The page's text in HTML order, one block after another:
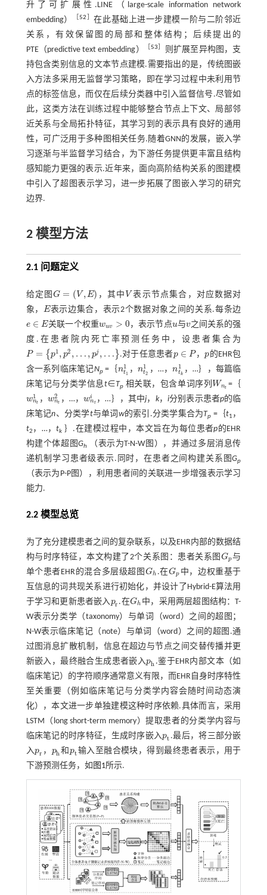
升了可扩展性.LINE（large-scale information network
embedding）
［52 ］在此基础上进一步建模一阶与二阶邻近
关系，有效保留图的局部和整体结构；后续提出的
PTE（predictive text embedding）
［53
则扩展至异构图，支
持包含类别信息的文本节点建模.需要指出的是，传统图嵌
入方法多采用无监督学习策略，即在学习过程中未利用节
点的标签信息，而仅在后续分类器中引入监督信号.尽管如
此，这类方法在训练过程中能够整合节点上下文、局部邻
近关系与全局拓扑特征，其学习到的表示具有良好的通用
性，可广泛用于多种图相关任务.随着GNN的发展，嵌入学
习逐渐与半监督学习结合，为下游任务提供更丰富且结构
感知能力更强的表示.近年来，面向高阶结构关系的图建模
中引入了超图表示学习，进一步拓展了图嵌入学习的研究
边界.
2 模型方法
2.1 问题定义
给定图G = ( V ,E)
G= (V E ) ，其中 V
V 表示节点集合，对应数据对
象， E
E 表示边集合，表示2个数据对象之间的关系.每条边
e ∈ E
e∈ E 关联一个权重wuv > 0
wuv >0 ，表示节点u
u与v
v之间关系的强
度.在患者院内死亡率预测任务中，设患者集合为
P = { p1 , p2 , … , pj , … }
P= p1 p2,…,pj,… .对于任意患者p ∈ P
p∈P ，p
p 的EHR包
含一系列临床笔记Np=｛n1
t1
nt1 1，n1
t2
nt2 1，…，n1
tk
ntk 1，…｝，每篇临
床笔记与分类学信息t∈Tp相关联，包含单词序列 Wnt
Wnt =｛
w1
nt
wnt 1， w2
nt
wnt 2，…，wi
nt
wnt，…｝，其中j， k， i分别表示患者p的临
床笔记n、分类学t与单词 w的索引.分类学集合为Tp =｛t1 ，
t2 ，…，tk ｝.在建模过程中，本文旨在为每位患者p 的EHR
构建个体超图Gh
（表示为T-N-W图），并通过多层消息传
递机制学习患者级表示.同时，在患者之间构建关系图Gp
（表示为P-P图），利用患者间的关联进一步增强表示学习
能力.
2.2 模型总览
为了充分建模患者之间的复杂联系，以及EHR内部的数据结
构与时序特征，本文构建了2个关系图：患者关系图 Gp
Gp 与
单个患者EHR的混合多层级超图 Gh
Gh .在Gp
Gp 中，边权重基于
互信息的词共现关系进行初始化，并设计了Hybrid-E算法用
于学习和更新患者嵌入pr
pr .在Gh
Gh 中，采用两层超图结构：T-
W表示分类学（taxonomy）与单词（word）之间的超图；
N-W表示临床笔记（note）与单词（word）之间的超图.通
过图消息扩散机制，信息在超边与节点之间交替传播并更
新嵌入，最终融合生成患者嵌入ph
ph .鉴于EHR内部文本（如
临床笔记）的字符顺序通常意义有限，而EHR自身时序特性
至关重要（例如临床笔记与分类学内容会随时间动态演
化），本文进一步单独建模这种时序依赖.具体而言，采用
LSTM（long short-term memory）提取患者的分类学内容与
临床笔记的时序特征，生成时序嵌入pt
pt .最后，将三部分嵌
入pr
pr ， ph
ph 和 pt
pt输入至融合模块，得到最终患者表示，用于
下游预测任务，如 图1所示.